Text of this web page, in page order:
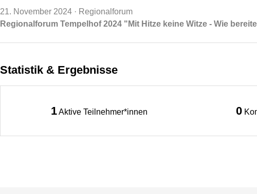
21. November 2024 · Regionalforum
Regionalforum Tempelhof 2024 "Mit Hitze keine Witze - Wie
Statistik & Ergebnisse
1Aktive Teilnehmer*innen 0